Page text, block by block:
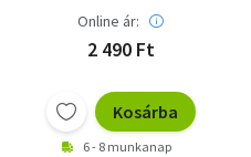
Online ár:
2 490 Ft
Kosárba
6 - 8 munkanap